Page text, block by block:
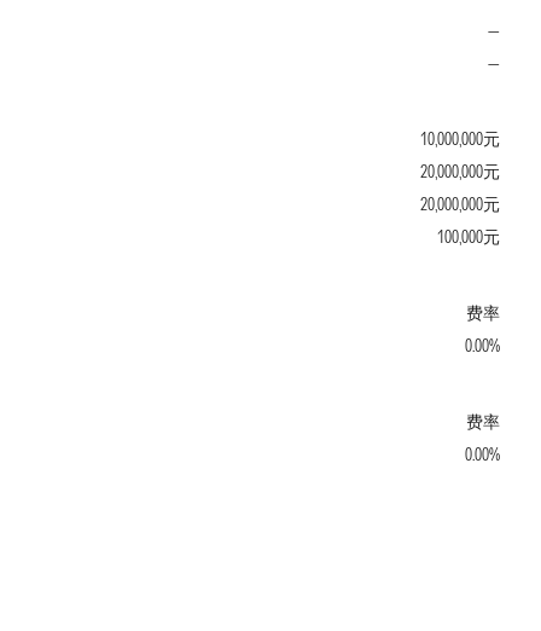
—
—
10,000,000元
20,000,000元
20,000,000元
100,000元
费率
0.00%
费率
0.00%